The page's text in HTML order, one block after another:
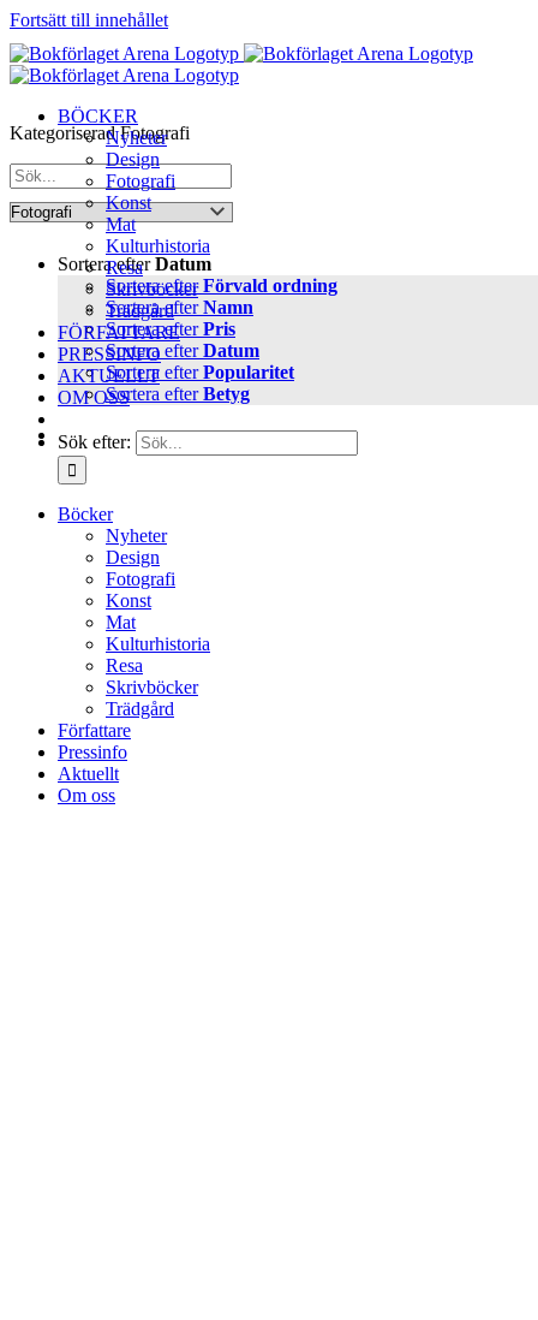
Fortsätt till innehållet
BÖCKER
Nyheter
Design
Fotografi
Konst
Mat
Kulturhistoria
Resa
Skrivböcker
Trädgård
FÖRFATTARE
PRESSINFO
AKTUELLT
OM OSS
Sök efter:
Böcker
Nyheter
Design
Fotografi
Konst
Mat
Kulturhistoria
Resa
Skrivböcker
Trädgård
Författare
Pressinfo
Aktuellt
Om oss
Kategoriserad Fotografi
Sortera efterDatum
Sortera efterFörvald ordning
Sortera efterNamn
Sortera efterPris
Sortera efterDatum
Sortera efterPopularitet
Sortera efterBetyg